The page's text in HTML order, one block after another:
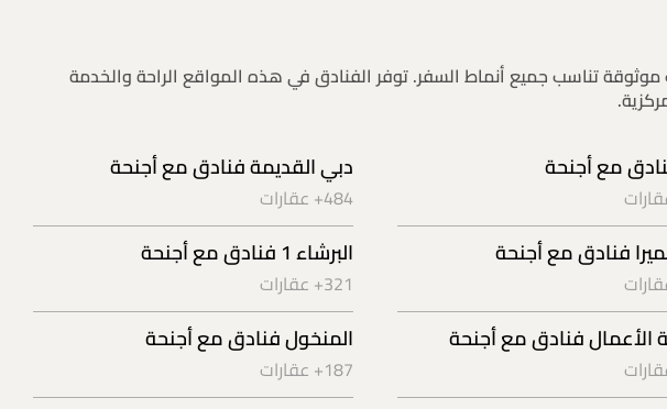
موثوقة تناسب جميع أنماط السفر. توفر الفنادق في هذه المواقع الراحة والخدمة
مع أجنحة دبي القديمة فنادق مع أجنحة
484+ عقارات
فنادق مع أجنحة البرشاء 1 فنادق مع أجنحة
321+ عقارات
فنادق مع أجنحة المنخول فنادق مع أجنحة
187+ عقارات